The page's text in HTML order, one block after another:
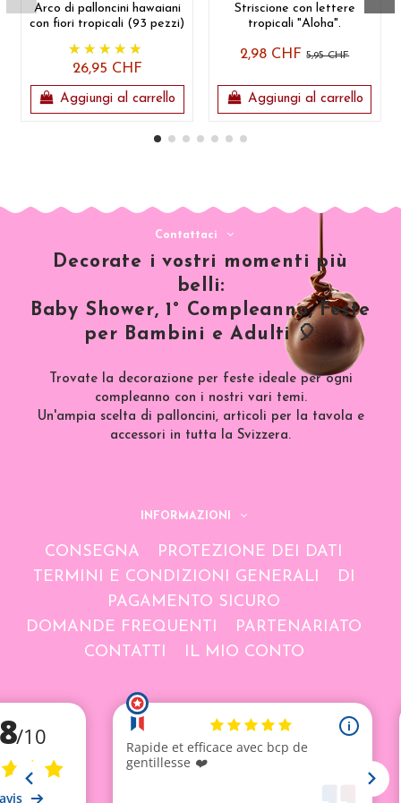
Arco di palloncini hawaiani
con fiori tropicali (93 pezzi)
26,95 CHF
Aggiungi al carrello
Striscione con lettere
tropicali "Aloha".
2,98 CHF5,95 CHF
Aggiungi al carrello
Contattaci
Decorate i vostri momenti più
belli:
Baby Shower, 1° Compleanno, Feste
per Bambini e Adulti 🎈
Trovate la decorazione per feste ideale per ogni
compleanno con i nostri vari temi.
Un'ampia scelta di palloncini, articoli per la tavola e
accessori in tutta la Svizzera.
INFORMAZIONI
CONSEGNA
PROTEZIONE DEI DATI
TERMINI E CONDIZIONI GENERALI
DI
PAGAMENTO SICURO
DOMANDE FREQUENTI
PARTENARIATO
CONTATTI
IL MIO CONTO